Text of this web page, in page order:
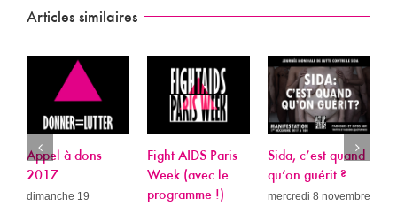
Articles similaires
Appel à dons
2017
dimanche 19
Fight AIDS Paris
Week (avec le
programme !)
Sida, c’est quand
qu’on guérit ?
mercredi 8 novembre